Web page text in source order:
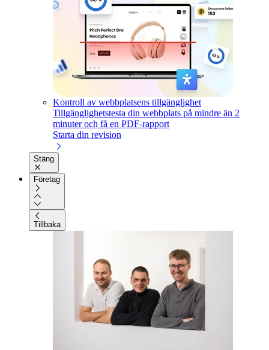
Kontroll av webbplatsens tillgänglighet
Tillgänglighetstesta din webbplats på mindre än 2
minuter och få en PDF-rapport
Starta din revision
Stäng
Företag
Tillbaka